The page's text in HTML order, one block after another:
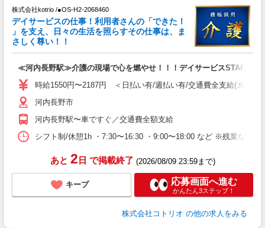
株式会社kotrio /●OS-H2-2068460
デイサービスの仕事！利用者さんの「できた！
」を支え、日々の生活を照らすその仕事は、ま
さしく尊い！！
≪河内長野駅≫介護の現場で心を燃やせ！！！デイサービスSTAFF
時給1550円〜2187円 ＜日払い有/週払い有/交通費全支給(ガソリ
河内長野市
河内長野駅〜車ですぐ／交通費全額支給
シフト制/休憩1h ・7:30〜16:30 ・9:00〜18:00 など ※残業なし ※
あと 2 日 で掲載終了 (2026/08/09 23:59まで)
キープ 応募画面へ進む
かんたん3ステップ！
株式会社コトリオ の他の求人をみる